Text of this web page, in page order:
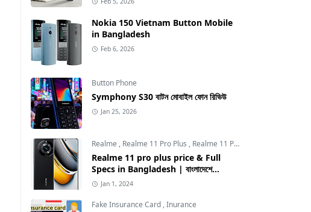
Nokia 150 Vietnam Button Mobile
in Bangladesh
Feb 6, 2026
Button Phone
Symphony S30 বাটন মোবাইল ফোন রিভিউ
Jan 25, 2026
Realme , Realme 11 Pro Plus , Realme 11 Pro Plus price in Bangladesh
Realme 11 pro plus price & Full
Specs in Bangladesh | বাংলাদেশে
Realme 11 pro plus এর দাম
Jan 1, 2024
Fake Insurance Card ,Inurance